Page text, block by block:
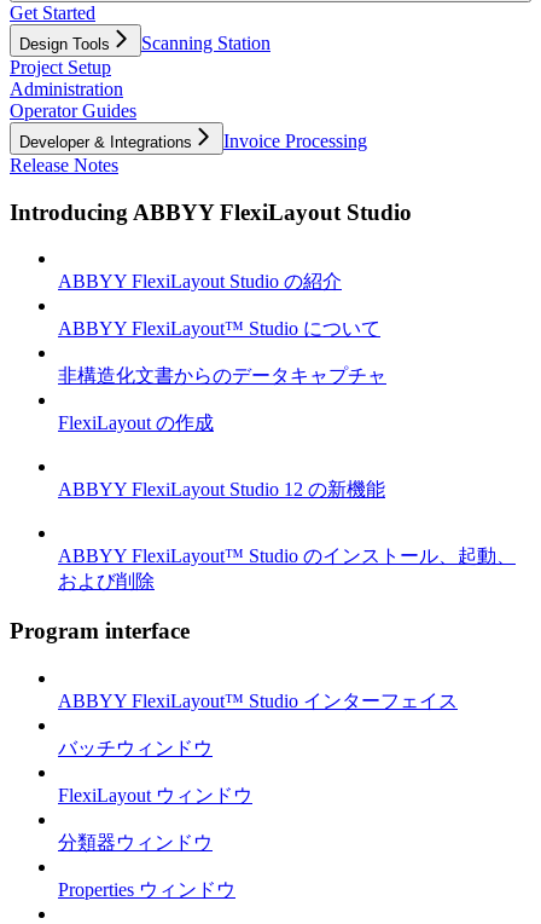
Get Started
Design Tools
Scanning Station
Project Setup
Administration
Operator Guides
Developer & Integrations
Invoice Processing
Release Notes
Introducing ABBYY FlexiLayout Studio
ABBYY FlexiLayout Studio の紹介
ABBYY FlexiLayout™ Studio について
非構造化文書からのデータキャプチャ
FlexiLayout の作成
ABBYY FlexiLayout Studio 12 の新機能
ABBYY FlexiLayout™ Studio のインストール、起動、
および削除
Program interface
ABBYY FlexiLayout™ Studio インターフェイス
バッチウィンドウ
FlexiLayout ウィンドウ
分類器ウィンドウ
Properties ウィンドウ